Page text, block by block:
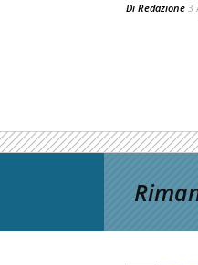
Di Redazione 3